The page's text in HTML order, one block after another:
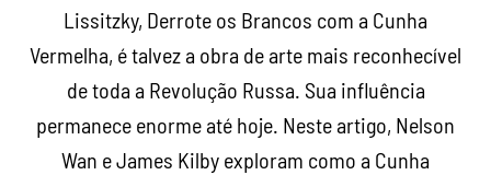
Lissitzky, Derrote os Brancos com a Cunha
Vermelha, é talvez a obra de arte mais reconhecível
de toda a Revolução Russa. Sua influência
permanece enorme até hoje. Neste artigo, Nelson
Wan e James Kilby exploram como a Cunha